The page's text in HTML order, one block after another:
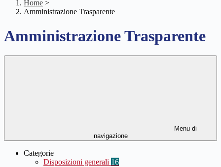
Home >
Amministrazione Trasparente
Amministrazione Trasparente
Menu di
navigazione
Categorie
Disposizioni generali 16